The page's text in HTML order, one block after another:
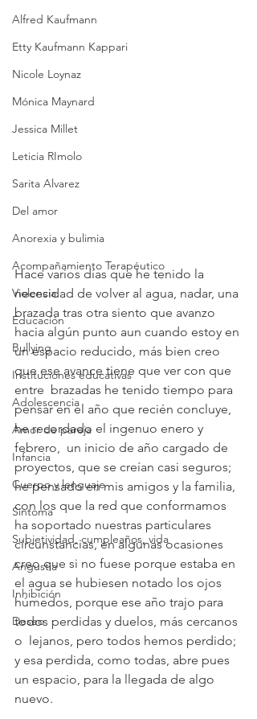
Alfred Kaufmann
Etty Kaufmann Kappari
Nicole Loynaz
Mónica Maynard
Jessica Millet
Leticia RImolo
Sarita Alvarez
Del amor
Anorexia y bulimia
Acompañamiento Terapéutico
Violencia
Educación
Bullying
Instituciones educativas
Adolescencia
Amor de pareja
Infancia
Cuerpo y lenguaje
Síntoma
Subjetividad, cumpleaños, vida
Angustia
Inhibición
Deseo
Hace varios días que he tenido la
necesidad de volver al agua, nadar, una
brazada tras otra siento que avanzo
hacia algún punto aun cuando estoy en
un espacio reducido, más bien creo
que ese avance tiene que ver con que
entre  brazadas he tenido tiempo para
pensar en el año que recién concluye,
he recordado el ingenuo enero y
febrero,  un inicio de año cargado de
proyectos, que se creían casi seguros;
he pensado en mis amigos y la familia,
con los que la red que conformamos
ha soportado nuestras particulares
circunstancias, en algunas ocasiones
creo que si no fuese porque estaba en
el agua se hubiesen notado los ojos
húmedos, porque ese año trajo para
todos perdidas y duelos, más cercanos
o  lejanos, pero todos hemos perdido;
y esa perdida, como todas, abre pues
un espacio, para la llegada de algo
nuevo.